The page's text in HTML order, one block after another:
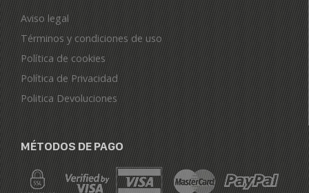
Aviso legal
Términos y condiciones de uso
Política de cookies
Política de Privacidad
Politica Devoluciones
MÉTODOS DE PAGO